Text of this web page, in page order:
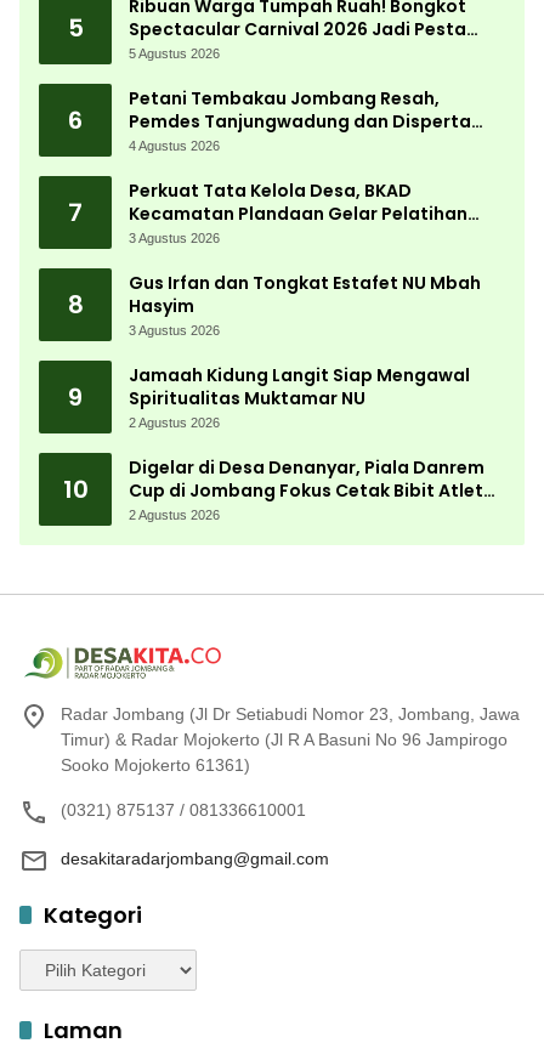
5
Ribuan Warga Tumpah Ruah! Bongkot
Spectacular Carnival 2026 Jadi Pesta
Kemerdekaan Terbesar di Peterongan
5 Agustus 2026
6
Petani Tembakau Jombang Resah,
Pemdes Tanjungwadung dan Disperta
Bergerak Cepat
4 Agustus 2026
7
Perkuat Tata Kelola Desa, BKAD
Kecamatan Plandaan Gelar Pelatihan
Aparatur Pemdes
3 Agustus 2026
8
Gus Irfan dan Tongkat Estafet NU Mbah
Hasyim
3 Agustus 2026
9
Jamaah Kidung Langit Siap Mengawal
Spiritualitas Muktamar NU
2 Agustus 2026
10
Digelar di Desa Denanyar, Piala Danrem
Cup di Jombang Fokus Cetak Bibit Atlet
Menembak Berprestasi
2 Agustus 2026
Radar Jombang (Jl Dr Setiabudi Nomor 23, Jombang, Jawa
Timur) & Radar Mojokerto (Jl R A Basuni No 96 Jampirogo
Sooko Mojokerto 61361)
(0321) 875137 / 081336610001
desakitaradarjombang@gmail.com
Kategori
Kategori
Laman